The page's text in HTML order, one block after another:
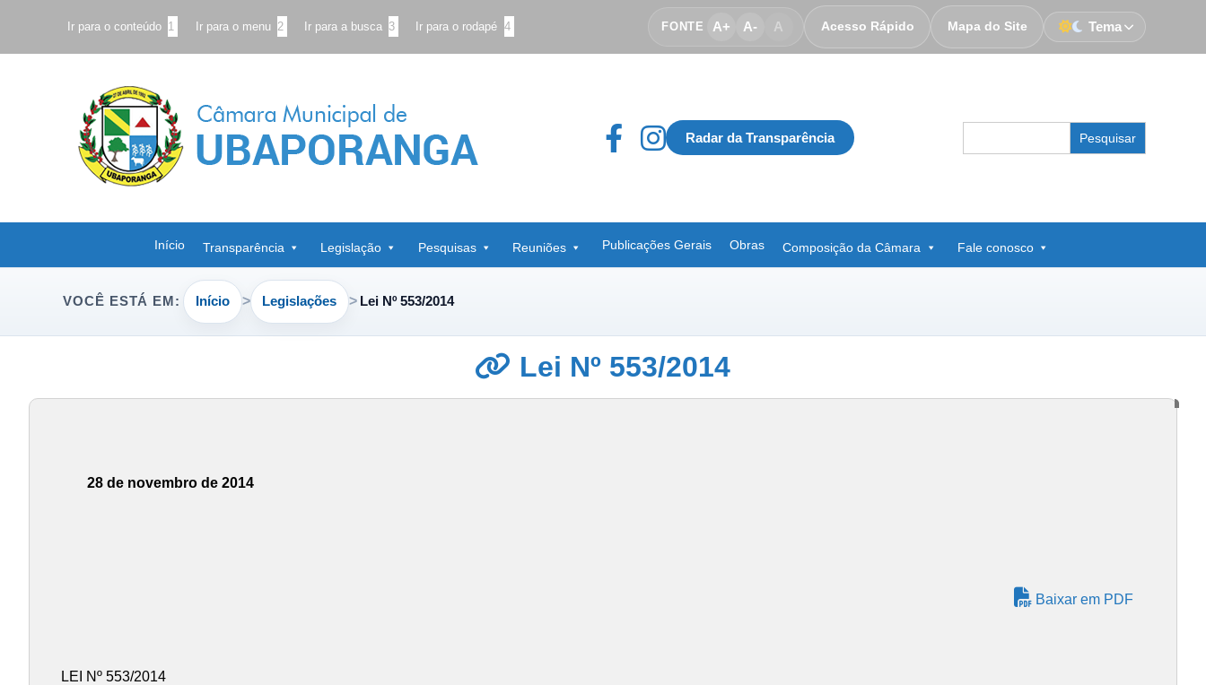
Ir para o conteúdo 1 Ir para o menu 2 Ir para a busca 3 Ir para o rodapé 4 FONTE A+ A- A Acesso Rápido Mapa do Site Tema
Radar da Transparência
for:
Início Transparência Legislação Pesquisas Reuniões Publicações Gerais Obras Composição da Câmara Fale conosco
VOCÊ ESTÁ EM: Início Legislações Lei Nº 553/2014
Lei Nº 553/2014
28 de novembro de 2014
Baixar em PDF
LEI Nº 553/2014